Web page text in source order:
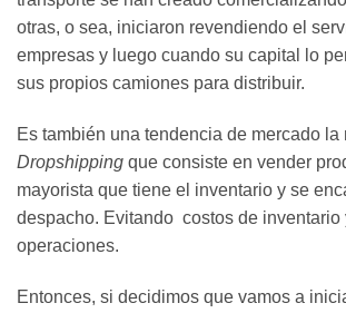
otras, o sea, iniciaron revendiendo el
empresas y luego cuando su capital lo
sus propios camiones para distribuir.
Es también una tendencia de mercado la
Dropshipping que consiste en vender
mayorista que tiene el inventario y se
despacho. Evitando costos de inventario
operaciones.
Entonces, si decidimos que vamos a